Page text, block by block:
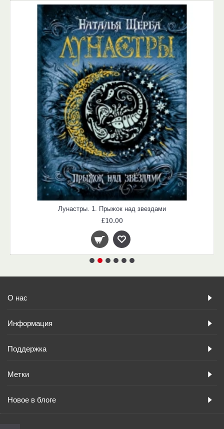
Лунастры. 1. Прыжок над звездами
£10.00
О нас
Информация
Поддержка
Метки
Новое в блоге